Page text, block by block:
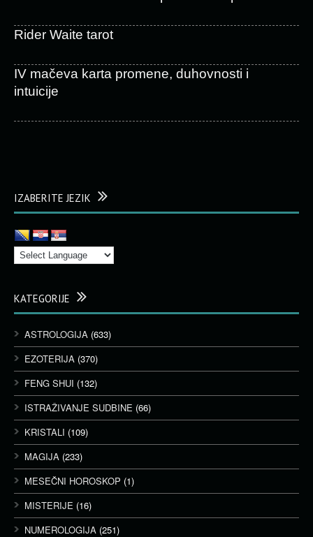
Rider Waite tarot
IV mačeva karta promene, duhovnosti i
intuicije
IZABERITE JEZIK
KATEGORIJE
ASTROLOGIJA (633)
EZOTERIJA (370)
FENG SHUI (132)
ISTRAŽIVANJE SUDBINE (66)
KRISTALI (109)
MAGIJA (233)
MESEČNI HOROSKOP (1)
MISTERIJE (16)
NUMEROLOGIJA (251)